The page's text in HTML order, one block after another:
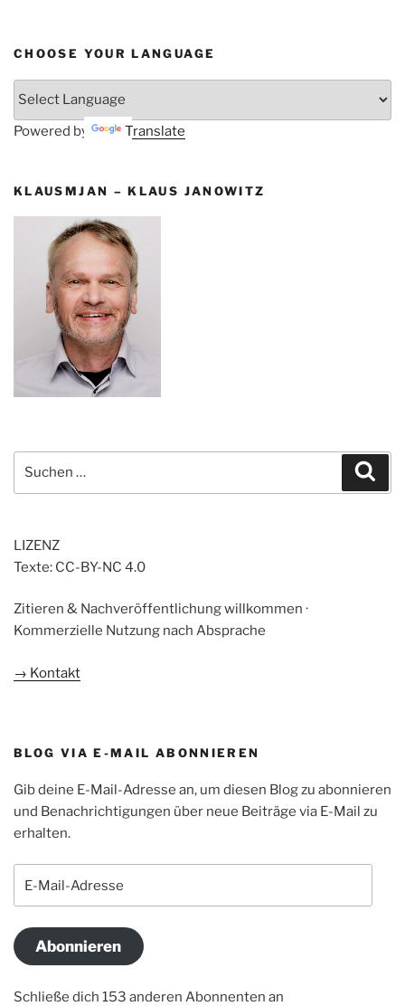
CHOOSE YOUR LANGUAGE
Powered by Translate
KLAUSMJAN – KLAUS JANOWITZ
nach:
LIZENZ
Texte: CC-BY-NC 4.0
Zitieren & Nachveröffentlichung willkommen ·
Kommerzielle Nutzung nach Absprache
→ Kontakt
BLOG VIA E-MAIL ABONNIEREN
Gib deine E-Mail-Adresse an, um diesen Blog zu abonnieren
und Benachrichtigungen über neue Beiträge via E-Mail zu
erhalten.
Mail-
Abonnieren
Schließe dich 153 anderen Abonnenten an